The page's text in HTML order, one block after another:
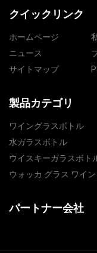
クイックリンク
ホームページ
ニュース
サイトマップ
製品カテゴリ
ワイングラスボトル
水ガラスボトル
ウイスキーガラスボト
ウォッカ グラス ワイ
パートナー会社